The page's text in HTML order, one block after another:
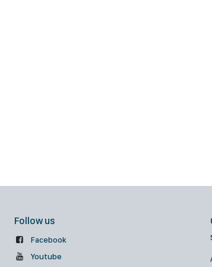
Follow us
Facebook
Youtube